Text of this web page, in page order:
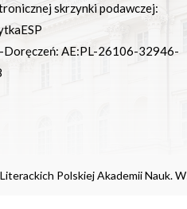
skrzynki podawczej:
Doręczeń: AE:PL-26106-32946-
Polskiej Akademii Nauk.